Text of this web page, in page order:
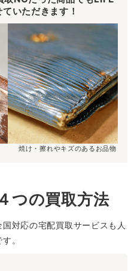
いただきます！
焼け・擦れやキズのあるお品物
つの買取方法
対応の宅配買取サービスも人
。